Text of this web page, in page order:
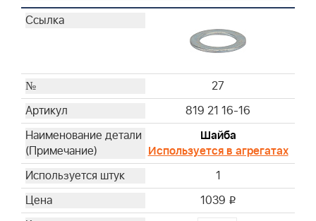
27
819 21 16-16
Шайба
Используется в агрегатах
1
1039 i